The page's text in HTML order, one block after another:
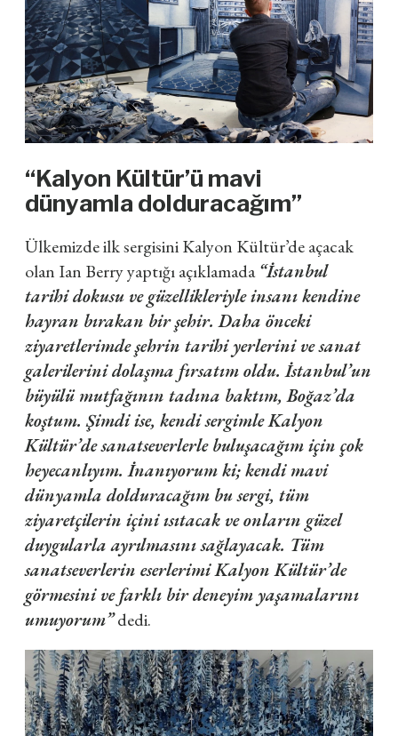
“Kalyon Kültür’ü mavi
dünyamla dolduracağım”
Ülkemizde ilk sergisini Kalyon Kültür’de açacak
olan Ian Berry yaptığı açıklamada“İstanbul
tarihi dokusu ve güzellikleriyle insanı kendine
hayran bırakan bir şehir. Daha önceki
ziyaretlerimde şehrin tarihi yerlerini ve sanat
galerilerini dolaşma fırsatım oldu. İstanbul’un
büyülü mutfağının tadına baktım, Boğaz’da
koştum. Şimdi ise, kendi sergimle Kalyon
Kültür’de sanatseverlerle buluşacağım için çok
heyecanlıyım. İnanıyorum ki; kendi mavi
dünyamla dolduracağım bu sergi, tüm
ziyaretçilerin içini ısıtacak ve onların güzel
duygularla ayrılmasını sağlayacak. Tüm
sanatseverlerin eserlerimi Kalyon Kültür’de
görmesini ve farklı bir deneyim yaşamalarını
umuyorum”dedi.